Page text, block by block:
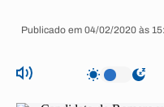
Publicado em 04/02/2020 às